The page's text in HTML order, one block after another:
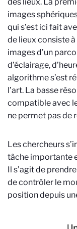
images
qui s’est ici fait
de lieux consiste
images d’un
d’éclairage,
algorithme s’est
l’art. La basse
compatible avec
ne permet pas de
Les chercheurs
tâche importante
Il s’agit de
de contrôler le
position depuis